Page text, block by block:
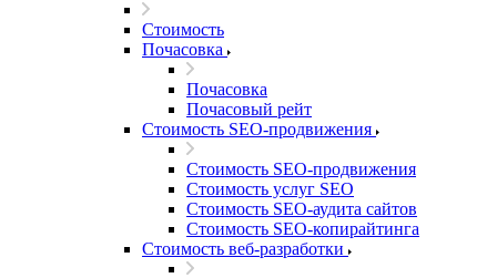
Стоимость
Почасовка
Почасовка
Почасовый рейт
Стоимость SEO-продвижения
Стоимость SEO-продвижения
Стоимость услуг SEO
Стоимость SEO-аудита сайтов
Стоимость SEO-копирайтинга
Стоимость веб-разработки